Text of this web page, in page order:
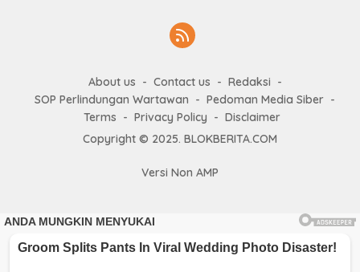
About us Contact us
Redaksi
SOP Perlindungan Wartawan
Pedoman Media Siber
Terms
Privacy Policy
Disclaimer
Copyright © 2025. BLOKBERITA.COM
Versi Non AMP